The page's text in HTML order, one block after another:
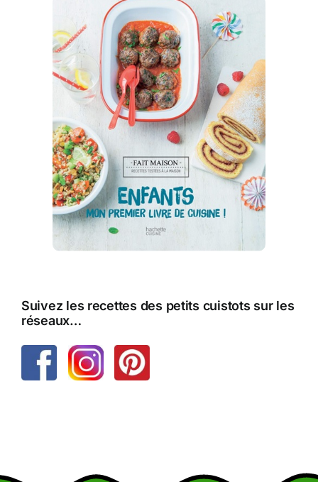
Suivez les recettes des petits cuistots sur les
réseaux…